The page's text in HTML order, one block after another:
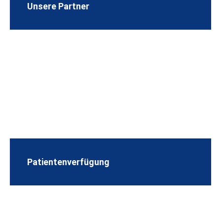
Unsere Partner
Patientenverfügung